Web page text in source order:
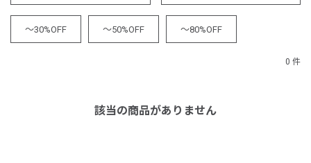
～30%OFF ～50%OFF ～80%OFF
0 件
該当の商品がありません